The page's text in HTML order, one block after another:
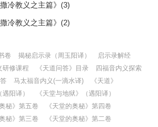
冷教义之主篇》(3)
冷教义之主篇》(2)
卷 揭秘启示录（周玉阳译）
启示录解经
研修课程 《天道问答》目录
四福音内义探索
马太福音内义(一滴水译)
《天道》
遇阳译）
《天堂与地狱》（遇阳译）
秘》第五卷
《天堂的奥秘》第四卷
秘》第三卷
《天堂的奥秘》第二卷